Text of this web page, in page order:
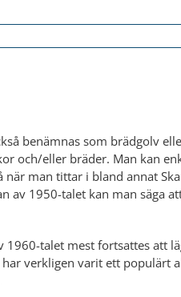
benämnas som brädgolv
och/eller bräder. Man kan
man tittar i bland annat
av 1950-talet kan man säga
talet mest fortsattes att
har verkligen varit ett populärt